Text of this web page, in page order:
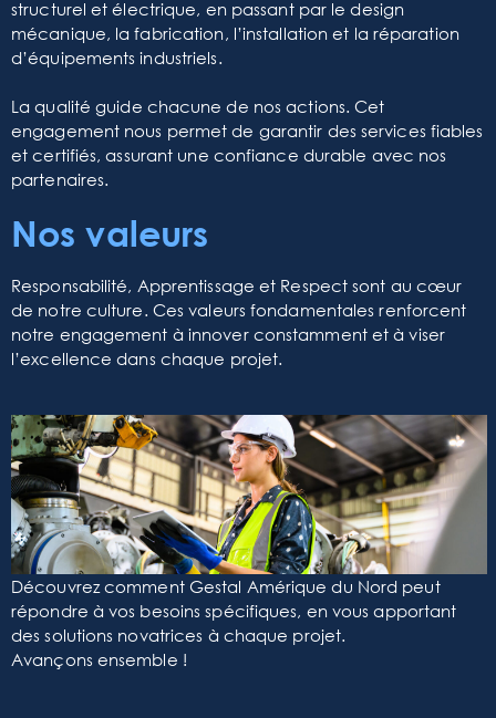
structurel et électrique, en passant par le design
mécanique, la fabrication, l’installation et la réparation
d’équipements industriels.
La qualité guide chacune de nos actions. Cet
engagement nous permet de garantir des services fiables
et certifiés, assurant une confiance durable avec nos
partenaires.
Nos valeurs
Responsabilité, Apprentissage et Respect sont au cœur
de notre culture. Ces valeurs fondamentales renforcent
notre engagement à innover constamment et à viser
l’excellence dans chaque projet.
Découvrez comment Gestal Amérique du Nord peut
répondre à vos besoins spécifiques, en vous apportant
des solutions novatrices à chaque projet.
Avançons ensemble !